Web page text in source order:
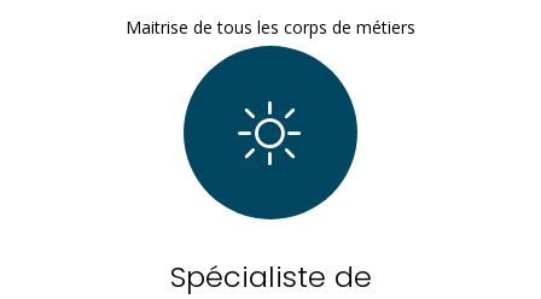
Maitrise de tous les corps de métiers
Spécialiste de